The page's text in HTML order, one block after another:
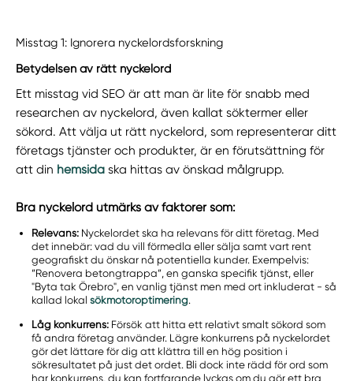
Misstag 1: Ignorera nyckelordsforskning
Betydelsen av rätt nyckelord
Ett misstag vid SEO är att man är lite för snabb med
researchen av nyckelord, även kallat söktermer eller
sökord. Att välja ut rätt nyckelord, som representerar ditt
företags tjänster och produkter, är en förutsättning för
att din hemsida ska hittas av önskad målgrupp.
Bra nyckelord utmärks av faktorer som:
Relevans: Nyckelordet ska ha relevans för ditt företag. Med
det innebär: vad du vill förmedla eller sälja samt vart rent
geografiskt du önskar nå potentiella kunder. Exempelvis:
”Renovera betongtrappa”, en ganska specifik tjänst, eller
"Byta tak Örebro", en vanlig tjänst men med ort inkluderat - så
kallad lokalsökmotoroptimering.
Låg konkurrens: Försök att hitta ett relativt smalt sökord som
få andra företag använder. Lägre konkurrens på nyckelordet
gör det lättare för dig att klättra till en hög position i
sökresultatet på just det ordet. Bli dock inte rädd för ord som
har konkurrens, du kan fortfarande lyckas om du gör ett bra